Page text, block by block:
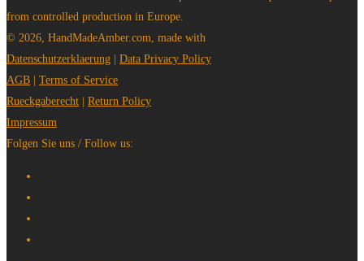
from controlled production in Europe.
© 2026, HandMadeAmber.com, made with
Datenschutzerklaerung
Data Privacy Policy
AGB
Terms of Service
Rueckgaberecht
Return Policy
Impressum
Folgen Sie uns / Follow us: